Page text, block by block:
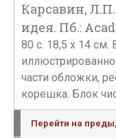
Карсавин,
идея. Пб.:
80 с. 18,5 х 14 см.
части обложки,
корешка. Блок
Перейти на